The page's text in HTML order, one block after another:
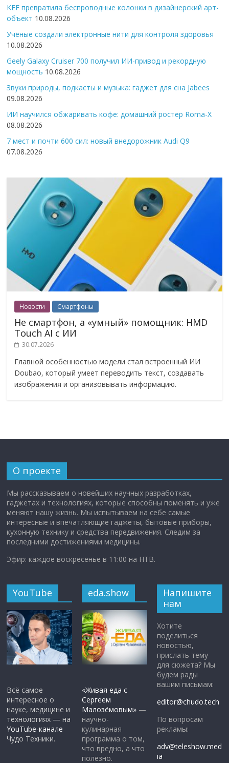
KEF превратила беспроводные колонки в дизайнерский арт-
объект 10.08.2026
Учёные создали электронные нити для контроля здоровья
10.08.2026
Geely Galaxy Cruiser 700 получил ИИ-привод и рекордную
мощность 10.08.2026
Звуки природы, подкасты и музыка: гаджет для сна Jabees
09.08.2026
ИИ научился обжаривать кофе: домашний ростер Roma-X
08.08.2026
7 мест и почти 600 сил: новый внедорожник Audi Q9
07.08.2026
Новости Смартфоны
Не смартфон, а «умный» помощник: HMD
Touch AI с ИИ
30.07.2026
Главной особенностью модели стал встроенный ИИ
Doubao, который умеет переводить текст, создавать
изображения и организовывать информацию.
О проекте
Мы рассказываем о новейших научных разработках,
гаджетах и технологиях, которые способны поменять и уже
меняют нашу жизнь. Мы испытываем на себе самые
интересные и впечатляющие гаджеты, бытовые приборы,
кухонную технику и средства передвижения. Следим за
последними достижениями медицины.
Эфир: каждое воскресенье в 11:00 на НТВ.
YouTube
Всё самое
интересное о
науке, медицине и
технологиях — на
YouTube-канале
Чудо Техники.
eda.show
«Живая еда с
Сергеем
Малозёмовым» —
научно-
кулинарная
программа о том,
что вредно, а что
полезно.
Напишите
нам
Хотите
поделиться
новостью,
прислать тему
для сюжета? Мы
будем рады
вашим письмам:
editor@chudo.tech
По вопросам
рекламы:
adv@teleshow.med
ia